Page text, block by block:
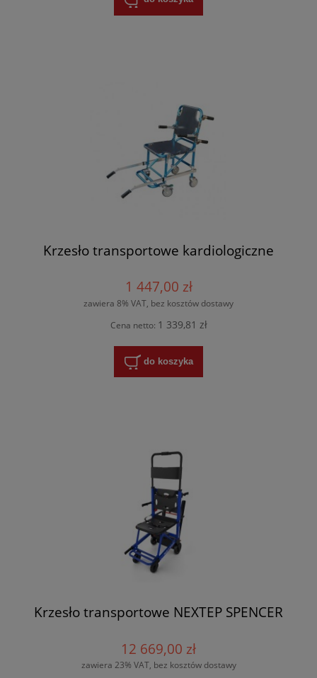
Krzesło transportowe kardiologiczne
1 447,00 zł
zawiera 8% VAT, bez kosztów dostawy
Cena netto: 1 339,81 zł
do koszyka
Krzesło transportowe NEXTEP SPENCER
12 669,00 zł
zawiera 23% VAT, bez kosztów dostawy